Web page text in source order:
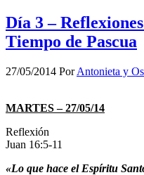
Día 3 –
Tiempo de Pascua
27/05/2014 PorAntonieta y
MARTES – 27/05/14
Reflexión
Juan 16:5-11
«Lo que hace el Espíritu